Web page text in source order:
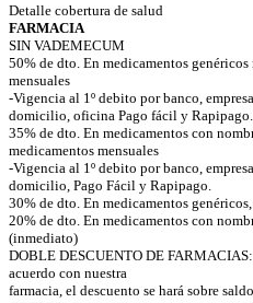
Detalle cobertura de salud
FARMACIA
SIN VADEMECUM
50% de dto. En medicamentos
mensuales
-Vigencia al 1º debito por banco,
domicilio, oficina Pago fácil y Rapipago.
35% de dto. En medicamentos con
medicamentos mensuales
-Vigencia al 1º debito por banco,
domicilio, Pago Fácil y Rapipago.
30% de dto. En medicamentos
20% de dto. En medicamentos con
(inmediato)
DOBLE DESCUENTO DE
acuerdo con nuestra
farmacia, el descuento se hará sobre